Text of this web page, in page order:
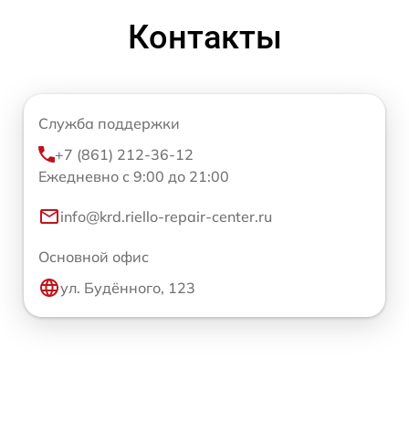
Контакты
Служба поддержки
+7 (861) 212-36-12
Ежедневно с 9:00 до 21:00
info@krd.riello-repair-center.ru
Основной офис
ул. Будённого, 123